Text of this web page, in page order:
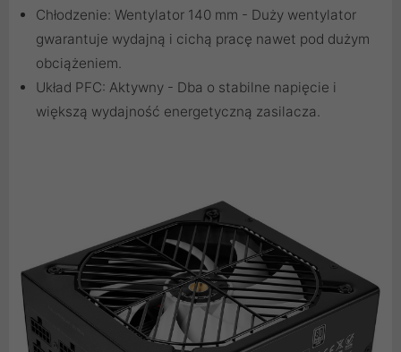
Chłodzenie: Wentylator 140 mm - Duży wentylator
gwarantuje wydajną i cichą pracę nawet pod dużym
obciążeniem.
Układ PFC: Aktywny - Dba o stabilne napięcie i
większą wydajność energetyczną zasilacza.